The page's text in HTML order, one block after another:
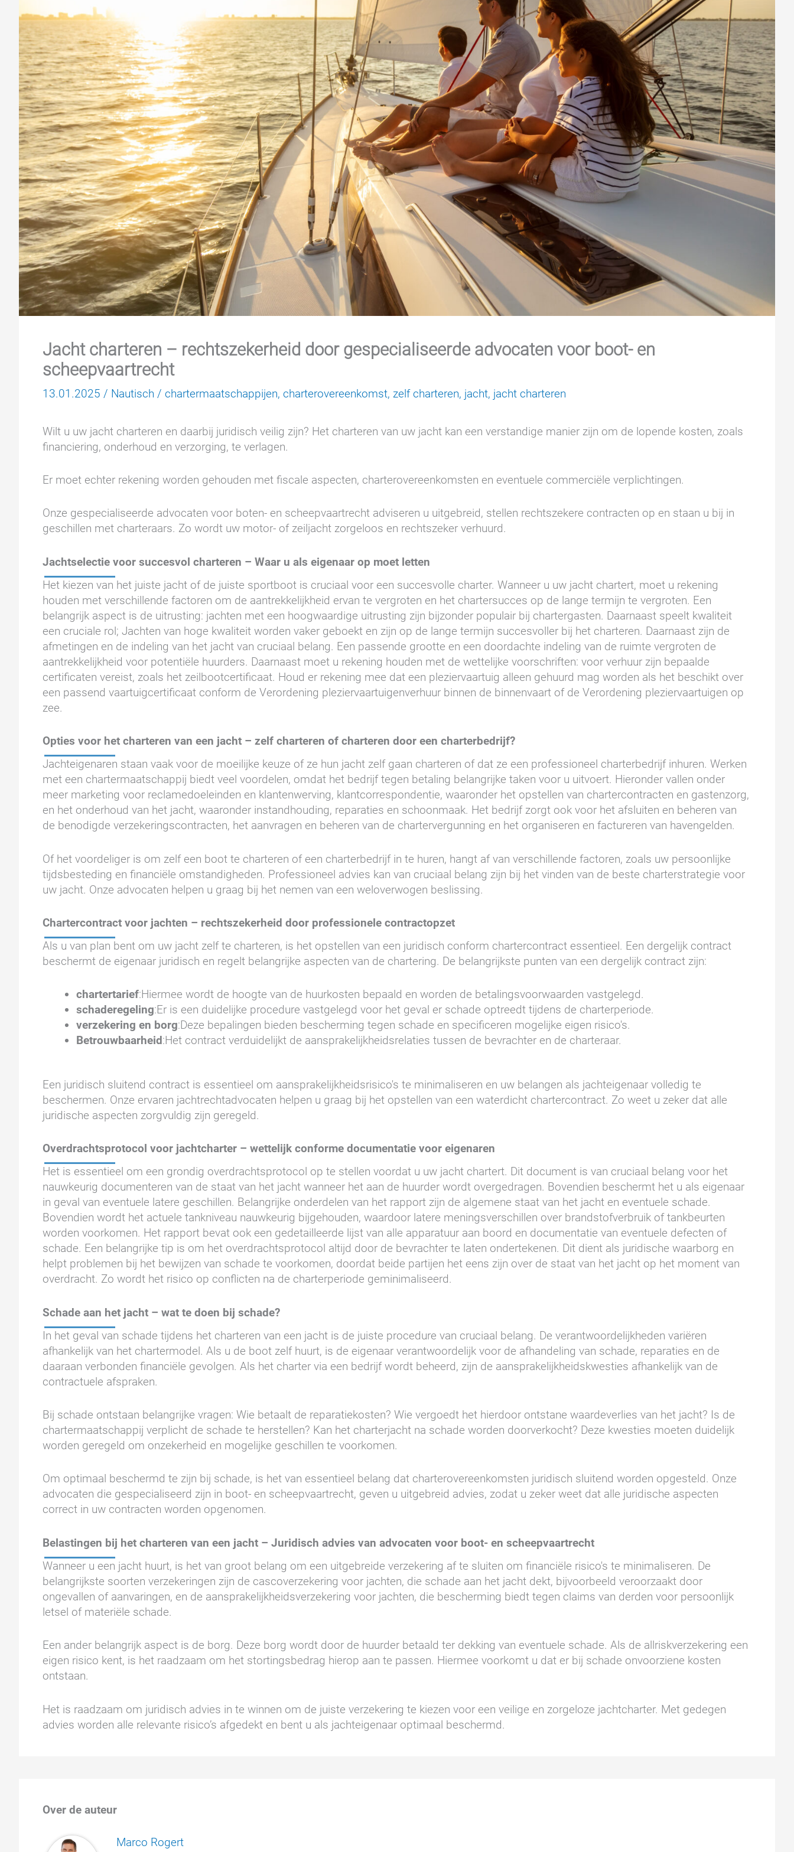
Jacht charteren – rechtszekerheid door gespecialiseerde advocaten voor boot- en
scheepvaartrecht
13.01.2025 / Nautisch / chartermaatschappijen, charterovereenkomst, zelf charteren, jacht, jacht charteren
Wilt u uw jacht charteren en daarbij juridisch veilig zijn? Het charteren van uw jacht kan een verstandige manier zijn om de lopende kosten, zoals
financiering, onderhoud en verzorging, te verlagen.
Er moet echter rekening worden gehouden met fiscale aspecten, charterovereenkomsten en eventuele commerciële verplichtingen.
Onze gespecialiseerde advocaten voor boten- en scheepvaartrecht adviseren u uitgebreid, stellen rechtszekere contracten op en staan u bij in
geschillen met charteraars. Zo wordt uw motor- of zeiljacht zorgeloos en rechtszeker verhuurd.
Jachtselectie voor succesvol charteren – Waar u als eigenaar op moet letten
Het kiezen van het juiste jacht of de juiste sportboot is cruciaal voor een succesvolle charter. Wanneer u uw jacht chartert, moet u rekening
houden met verschillende factoren om de aantrekkelijkheid ervan te vergroten en het chartersucces op de lange termijn te vergroten. Een
belangrijk aspect is de uitrusting: jachten met een hoogwaardige uitrusting zijn bijzonder populair bij chartergasten. Daarnaast speelt kwaliteit
een cruciale rol; Jachten van hoge kwaliteit worden vaker geboekt en zijn op de lange termijn succesvoller bij het charteren. Daarnaast zijn de
afmetingen en de indeling van het jacht van cruciaal belang. Een passende grootte en een doordachte indeling van de ruimte vergroten de
aantrekkelijkheid voor potentiële huurders. Daarnaast moet u rekening houden met de wettelijke voorschriften: voor verhuur zijn bepaalde
certificaten vereist, zoals het zeilbootcertificaat. Houd er rekening mee dat een pleziervaartuig alleen gehuurd mag worden als het beschikt over
een passend vaartuigcertificaat conform de Verordening pleziervaartuigenverhuur binnen de binnenvaart of de Verordening pleziervaartuigen op
zee.
Opties voor het charteren van een jacht – zelf charteren of charteren door een charterbedrijf?
Jachteigenaren staan vaak voor de moeilijke keuze of ze hun jacht zelf gaan charteren of dat ze een professioneel charterbedrijf inhuren. Werken
met een chartermaatschappij biedt veel voordelen, omdat het bedrijf tegen betaling belangrijke taken voor u uitvoert. Hieronder vallen onder
meer marketing voor reclamedoeleinden en klantenwerving, klantcorrespondentie, waaronder het opstellen van chartercontracten en gastenzorg,
en het onderhoud van het jacht, waaronder instandhouding, reparaties en schoonmaak. Het bedrijf zorgt ook voor het afsluiten en beheren van
de benodigde verzekeringscontracten, het aanvragen en beheren van de chartervergunning en het organiseren en factureren van havengelden.
Of het voordeliger is om zelf een boot te charteren of een charterbedrijf in te huren, hangt af van verschillende factoren, zoals uw persoonlijke
tijdsbesteding en financiële omstandigheden. Professioneel advies kan van cruciaal belang zijn bij het vinden van de beste charterstrategie voor
uw jacht. Onze advocaten helpen u graag bij het nemen van een weloverwogen beslissing.
Chartercontract voor jachten – rechtszekerheid door professionele contractopzet
Als u van plan bent om uw jacht zelf te charteren, is het opstellen van een juridisch conform chartercontract essentieel. Een dergelijk contract
beschermt de eigenaar juridisch en regelt belangrijke aspecten van de chartering. De belangrijkste punten van een dergelijk contract zijn:
chartertarief:Hiermee wordt de hoogte van de huurkosten bepaald en worden de betalingsvoorwaarden vastgelegd.
schaderegeling:Er is een duidelijke procedure vastgelegd voor het geval er schade optreedt tijdens de charterperiode.
verzekering en borg:Deze bepalingen bieden bescherming tegen schade en specificeren mogelijke eigen risico's.
Betrouwbaarheid:Het contract verduidelijkt de aansprakelijkheidsrelaties tussen de bevrachter en de charteraar.
Een juridisch sluitend contract is essentieel om aansprakelijkheidsrisico's te minimaliseren en uw belangen als jachteigenaar volledig te
beschermen. Onze ervaren jachtrechtadvocaten helpen u graag bij het opstellen van een waterdicht chartercontract. Zo weet u zeker dat alle
juridische aspecten zorgvuldig zijn geregeld.
Overdrachtsprotocol voor jachtcharter – wettelijk conforme documentatie voor eigenaren
Het is essentieel om een grondig overdrachtsprotocol op te stellen voordat u uw jacht chartert. Dit document is van cruciaal belang voor het
nauwkeurig documenteren van de staat van het jacht wanneer het aan de huurder wordt overgedragen. Bovendien beschermt het u als eigenaar
in geval van eventuele latere geschillen. Belangrijke onderdelen van het rapport zijn de algemene staat van het jacht en eventuele schade.
Bovendien wordt het actuele tankniveau nauwkeurig bijgehouden, waardoor latere meningsverschillen over brandstofverbruik of tankbeurten
worden voorkomen. Het rapport bevat ook een gedetailleerde lijst van alle apparatuur aan boord en documentatie van eventuele defecten of
schade. Een belangrijke tip is om het overdrachtsprotocol altijd door de bevrachter te laten ondertekenen. Dit dient als juridische waarborg en
helpt problemen bij het bewijzen van schade te voorkomen, doordat beide partijen het eens zijn over de staat van het jacht op het moment van
overdracht. Zo wordt het risico op conflicten na de charterperiode geminimaliseerd.
Schade aan het jacht – wat te doen bij schade?
In het geval van schade tijdens het charteren van een jacht is de juiste procedure van cruciaal belang. De verantwoordelijkheden variëren
afhankelijk van het chartermodel. Als u de boot zelf huurt, is de eigenaar verantwoordelijk voor de afhandeling van schade, reparaties en de
daaraan verbonden financiële gevolgen. Als het charter via een bedrijf wordt beheerd, zijn de aansprakelijkheidskwesties afhankelijk van de
contractuele afspraken.
Bij schade ontstaan belangrijke vragen: Wie betaalt de reparatiekosten? Wie vergoedt het hierdoor ontstane waardeverlies van het jacht? Is de
chartermaatschappij verplicht de schade te herstellen? Kan het charterjacht na schade worden doorverkocht? Deze kwesties moeten duidelijk
worden geregeld om onzekerheid en mogelijke geschillen te voorkomen.
Om optimaal beschermd te zijn bij schade, is het van essentieel belang dat charterovereenkomsten juridisch sluitend worden opgesteld. Onze
advocaten die gespecialiseerd zijn in boot- en scheepvaartrecht, geven u uitgebreid advies, zodat u zeker weet dat alle juridische aspecten
correct in uw contracten worden opgenomen.
Belastingen bij het charteren van een jacht – Juridisch advies van advocaten voor boot- en scheepvaartrecht
Wanneer u een jacht huurt, is het van groot belang om een uitgebreide verzekering af te sluiten om financiële risico's te minimaliseren. De
belangrijkste soorten verzekeringen zijn de cascoverzekering voor jachten, die schade aan het jacht dekt, bijvoorbeeld veroorzaakt door
ongevallen of aanvaringen, en de aansprakelijkheidsverzekering voor jachten, die bescherming biedt tegen claims van derden voor persoonlijk
letsel of materiële schade.
Een ander belangrijk aspect is de borg. Deze borg wordt door de huurder betaald ter dekking van eventuele schade. Als de allriskverzekering een
eigen risico kent, is het raadzaam om het stortingsbedrag hierop aan te passen. Hiermee voorkomt u dat er bij schade onvoorziene kosten
ontstaan.
Het is raadzaam om juridisch advies in te winnen om de juiste verzekering te kiezen voor een veilige en zorgeloze jachtcharter. Met gedegen
advies worden alle relevante risico’s afgedekt en bent u als jachteigenaar optimaal beschermd.
Over de auteur
Marco Rogert